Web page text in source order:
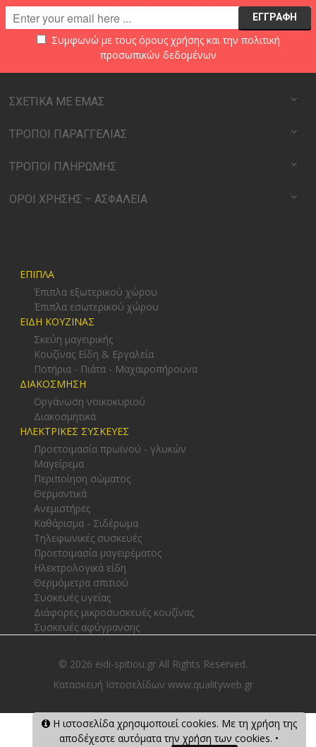
Συμφωνώ με τους όρους χρήσηςκαι την πολιτική
προσωπικών δεδομένων
ΣΧΕΤΙΚΑ ΜΕ ΕΜΑΣ
ΤΡΟΠΟΙ ΠΑΡΑΓΓΕΛΙΑΣ
ΤΡΟΠΟΙ ΠΛΗΡΩΜΗΣ
ΟΡΟΙ ΧΡΗΣΗΣ – ΑΣΦΑΛΕΙΑ
ΕΠΙΠΛΑ
Έπιπλα εξωτερικού χώρου
Έπιπλα εσωτερικού χώρου
ΕΙΔΗ ΚΟΥΖΙΝΑΣ
Σκεύη μαγειρικής
Κουζίνας Είδη & Εργαλεία
Ποτήρια - Πιάτα - Μαχαιροπήρουνα
ΔΙΑΚΟΣΜΗΣΗ
Οργάνωση νοικοκυριού
Διακοσμητικά
ΗΛΕΚΤΡΙΚΕΣ ΣΥΣΚΕΥΕΣ
Προετοιμασία πρωϊνού - γλυκών
Μαγείρεμα
Περιποίηση σώματος
Θερμαντικά
Ανεμιστήρες
Καθάρισμα - Σιδέρωμα
Τηλεφωνικές συσκευές
Προετοιμασία μαγειρέματος
Ηλεκτρολογικά είδη
Θερμόμετρα σπιτιού
Συσκευές υγείας
Διάφορες μικροσυσκευές κουζίνας
Συσκευές αφύγρανσης
© 2026 eidi-spitiou.gr All Rights Reserved.
Κατασκευή Ιστοσελίδων www.qualityweb.gr
Η ιστοσελίδα χρησιμοποιεί cookies. Με τη χρήση της
αποδέχεστε αυτόματα την χρήση των cookies. •